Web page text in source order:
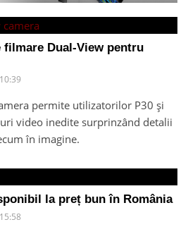
filmare Dual-View pentru
permite utilizatorilor P30 și
video inedite surprinzând detalii
în imagine.
la preț bun în România